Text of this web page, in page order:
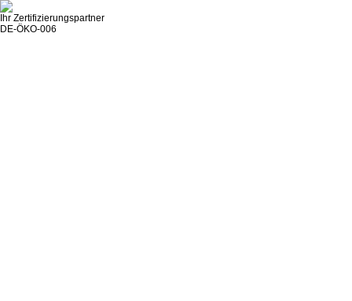
Ihr Zertifizierungspartner
DE-ÖKO-006